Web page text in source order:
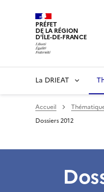
PRÉFET
DE LA RÉGION
D'ÎLE-DE-FRANCE
La DRIEAT
Accueil
Dossiers 2012